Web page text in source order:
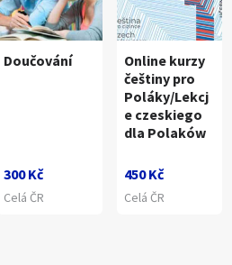
Doučování
300 Kč
Celá ČR
Online kurzy
češtiny pro
Poláky/Lekcj
e czeskiego
dla Polaków
450 Kč
Celá ČR